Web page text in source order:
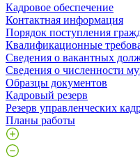
Кадровое обеспечение
Контактная информация
Порядок поступления
Квалификационные
Сведения о вакантных
Сведения о численности
Образцы документов
Кадровый резерв
Резерв управленческих
Планы работы